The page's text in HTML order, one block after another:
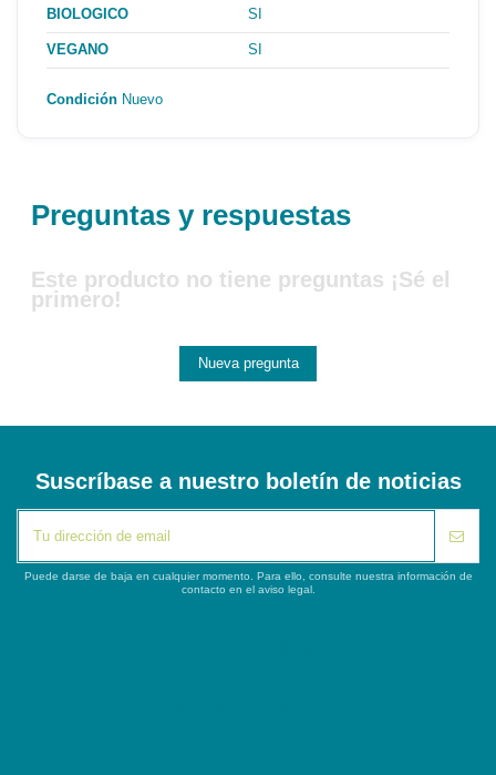
BIOLOGICO SI
VEGANO SI
Condición Nuevo
Preguntas y respuestas
Este producto no tiene preguntas ¡Sé el
primero!
Nueva pregunta
Suscríbase a nuestro boletín de noticias
Puede darse de baja en cualquier momento. Para ello, consulte nuestra información de
contacto en el aviso legal.